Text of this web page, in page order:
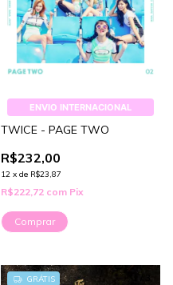
ENVIO INTERNACIONAL
TWICE - PAGE TWO
R$232,00
12 x de R$23,87
R$222,72 com Pix
Comprar
/
GRÁTIS